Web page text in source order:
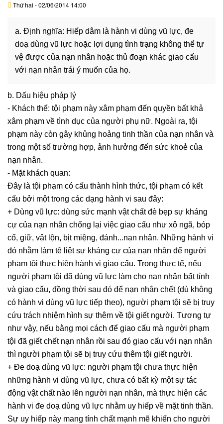
VĂN
THỦ
TỤC
HỆ
Thứ hai - 02/06/2014 14:00
a. Định nghĩa: Hiếp dâm là hành vi dùng vũ lực, đe
doạ dùng vũ lực hoặc lợi dụng tình trạng không thể tự
vệ được của nạn nhân hoặc thủ đoạn khác giao cấu
với nạn nhân trái ý muốn của họ.
b. Dấu hiệu pháp lý
- Khách thể: tội phạm này xâm phạm đến quyền bất khả
xâm phạm về tình dục của người phụ nữ. Ngoài ra, tội
phạm này còn gây khủng hoảng tinh thần của nạn nhân và
trong một số trường hợp, ảnh hưởng đến sức khoẻ của
nạn nhân.
- Mặt khách quan:
Đây là tội phạm có cấu thành hình thức, tội phạm có kết
cấu bởi một trong các dạng hành vi sau đây:
+ Dùng vũ lực: dùng sức mạnh vật chất đè bẹp sự kháng
cự của nạn nhân chống lại việc giao cấu như xô ngã, bóp
cổ, giữ, vật lộn, bịt miệng, đánh...nạn nhân. Những hành vi
đó nhằm làm tê liệt sự kháng cự của nạn nhân để người
phạm tội thực hiện hành vi giao cấu. Trong thực tế, nếu
người phạm tội đã dùng vũ lực làm cho nạn nhân bất tỉnh
và giao cấu, đồng thời sau đó để nạn nhân chết (dù không
có hành vi dùng vũ lực tiếp theo), người phạm tội sẽ bị truy
cứu trách nhiệm hình sự thêm về tội giết người. Tương tự
như vậy, nếu bằng mọi cách để giao cấu mà người phạm
tội đã giết chết nạn nhân rồi sau đó giao cấu với nạn nhân
thì người phạm tội sẽ bị truy cứu thêm tội giết người.
+ Đe doạ dùng vũ lực: người phạm tội chưa thực hiện
những hành vi dùng vũ lực, chưa có bất kỳ một sự tác
động vật chất nào lên người nạn nhân, mà thực hiện các
hành vi đe doạ dùng vũ lực nhằm uy hiếp về mặt tinh thần.
Sự uy hiếp này mang tính chất mạnh mẽ khiến cho người